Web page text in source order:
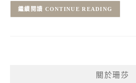
CONTINUE READING
關於珊莎